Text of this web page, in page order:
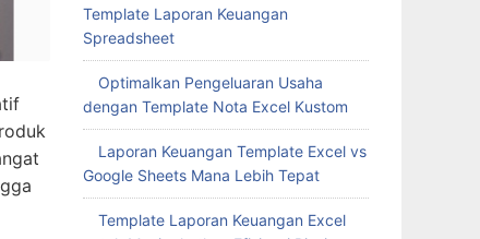
Template Laporan Keuangan
Spreadsheet
Optimalkan Pengeluaran Usaha
dengan Template Nota Excel Kustom
Laporan Keuangan Template Excel vs
Google Sheets Mana Lebih Tepat
Template Laporan Keuangan Excel